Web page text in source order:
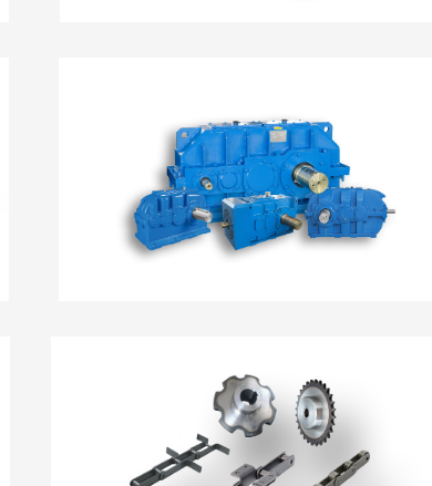
Hộp Giảm Tốc Công Nghiệp Nặng
Nhông Xích